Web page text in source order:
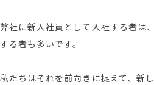
弊社に新入社員として入社する者は
する者も多いです。
私たちはそれを前向きに捉えて、新